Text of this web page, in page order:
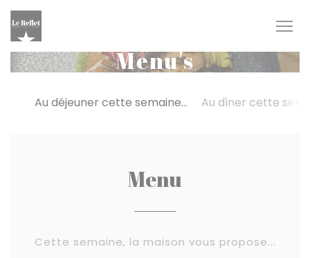
Cookies beheer paneel
Menu's
Au déjeuner cette semaine... Au dîner cette
Menu
Cette semaine, la maison vous propose...